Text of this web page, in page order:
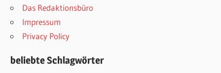
Das Redaktionsbüro
Impressum
Privacy Policy
beliebte Schlagwörter